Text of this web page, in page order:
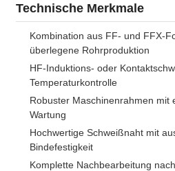
Technische Merkmale
Kombination aus FF- und FFX-
überlegene Rohrproduktion
HF-Induktions- oder
Temperaturkontrolle
Robuster Maschinenrahmen mit
Wartung
Hochwertige Schweißnaht mit
Bindefestigkeit
Komplette Nachbearbeitung